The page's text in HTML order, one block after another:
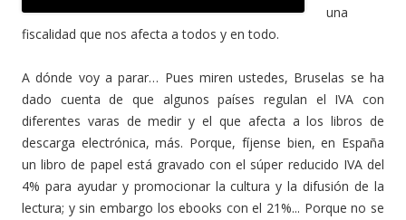
una
fiscalidad que nos afecta a todos y en todo.
A dónde voy a parar… Pues miren ustedes, Bruselas se ha
dado cuenta de que algunos países regulan el IVA con
diferentes varas de medir y el que afecta a los libros de
descarga electrónica, más. Porque, fíjense bien, en España
un libro de papel está gravado con el súper reducido IVA del
4% para ayudar y promocionar la cultura y la difusión de la
lectura; y sin embargo los ebooks con el 21%... Porque no se